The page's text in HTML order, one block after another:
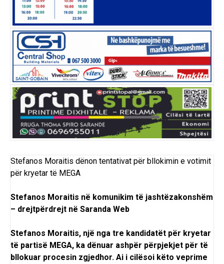
Stefanos Moraitis dënon tentativat për bllokimin e votimit
për kryetar të MEGA
Stefanos Moraitis në komunikim të jashtëzakonshëm
– drejtpërdrejt në Saranda Web
Stefanos Moraitis, një nga tre kandidatët për kryetar
të partisë MEGA, ka dënuar ashpër përpjekjet për të
bllokuar procesin zgjedhor. Ai i cilësoi këto veprime